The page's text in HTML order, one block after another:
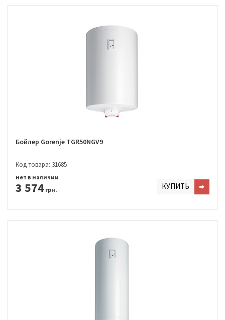
Бойлер Gorenje TGR50NGV9
Код товара: 31685
3 574 грн.
нет в наличии
КУПИТЬ